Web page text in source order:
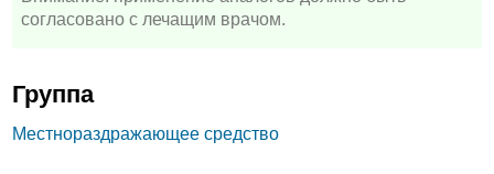
согласовано с лечащим врачом.
Группа
Местнораздражающее средство